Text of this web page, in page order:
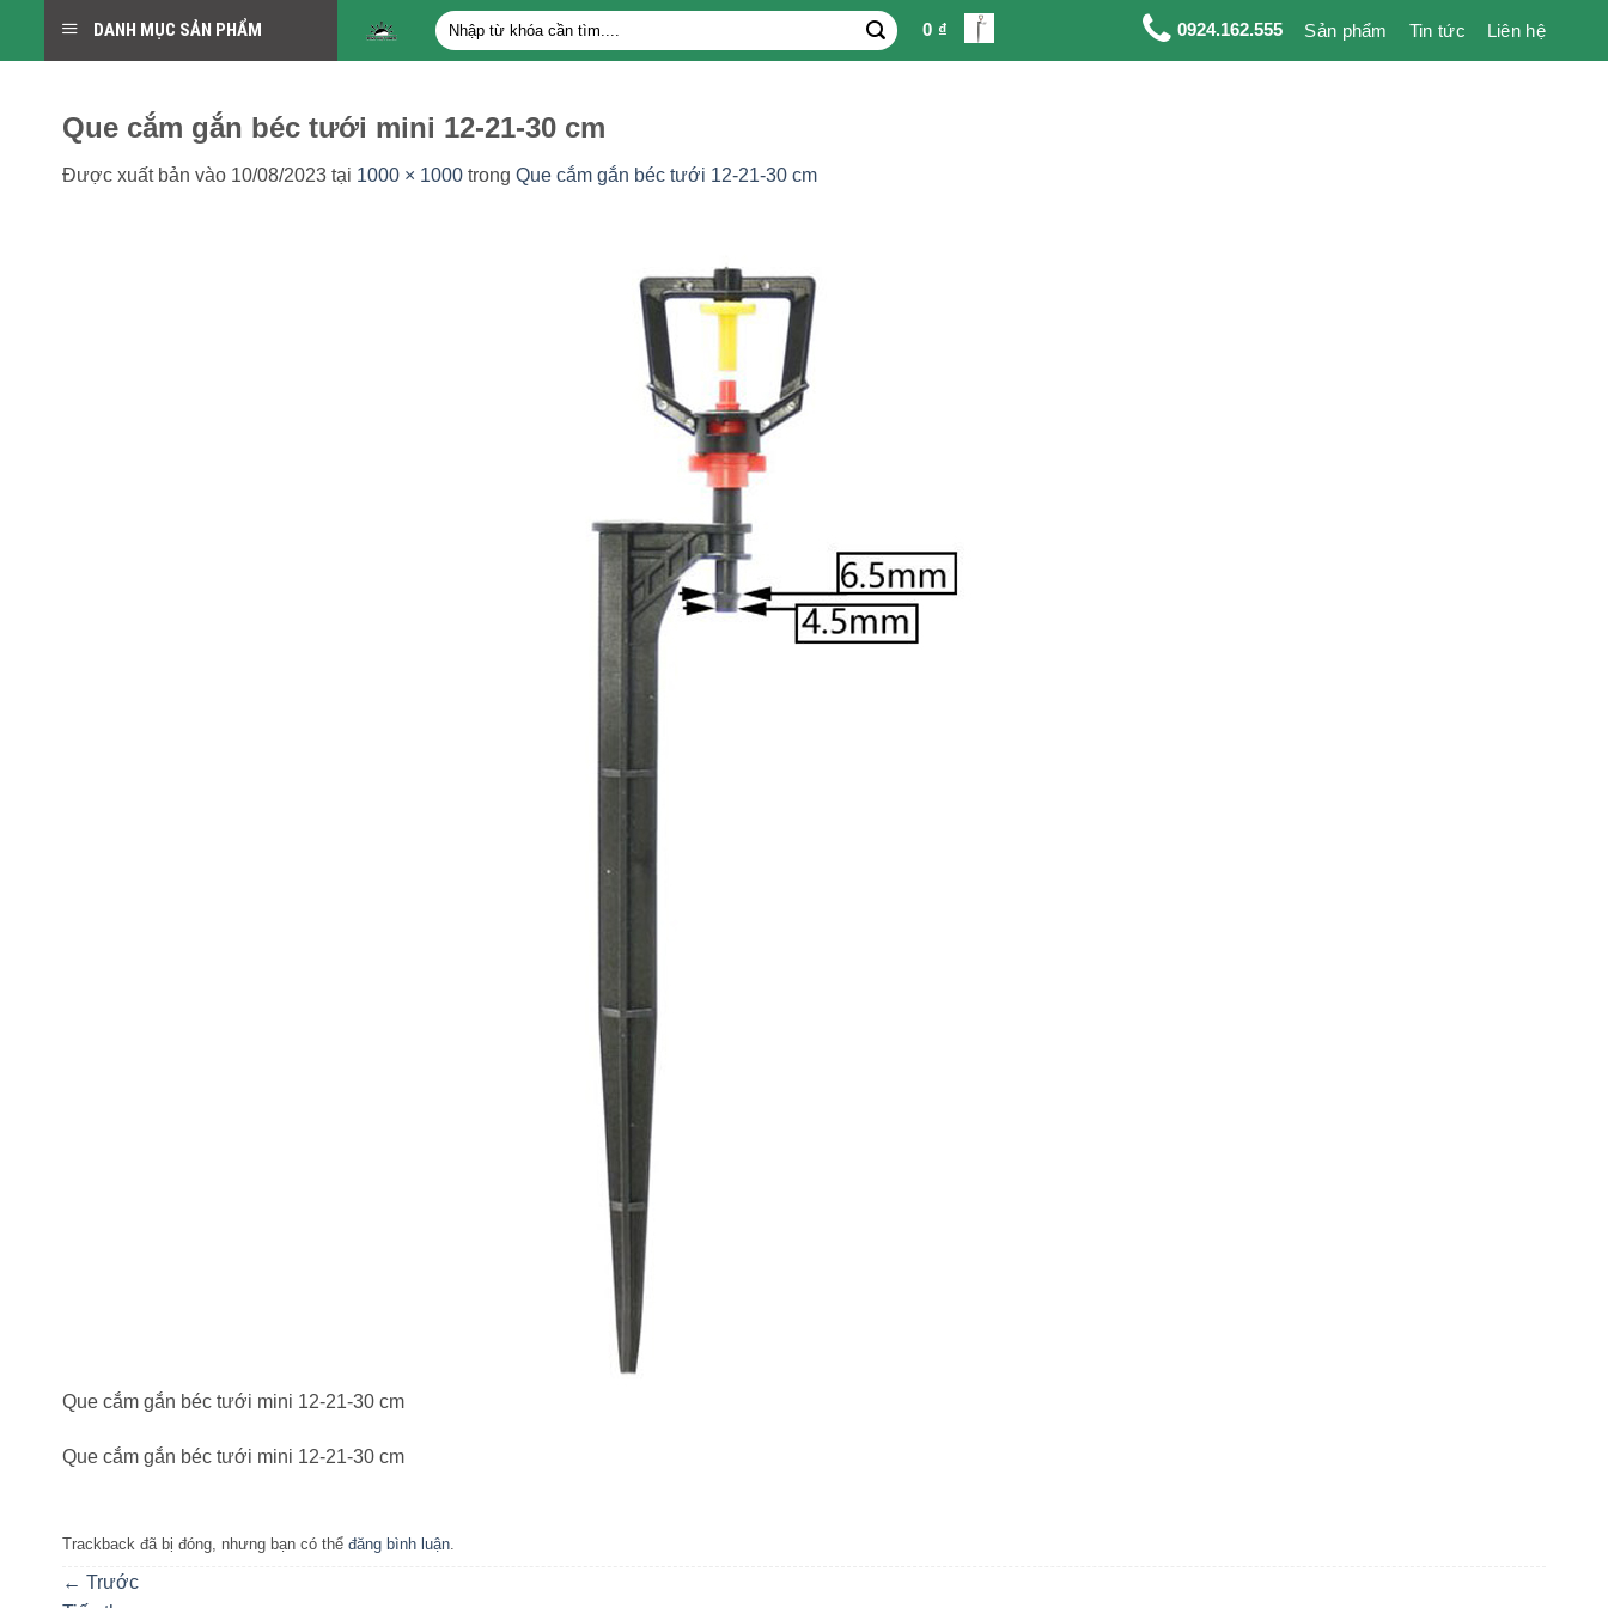
Tìm
kiếm:
0 ₫ 0924.162.555 Sản phẩm Tin tức Liên hệ
DANH MỤC SẢN PHẨM
Que cắm gắn béc tưới mini 12-21-30 cm
Được xuất bản vào 10/08/2023 tại 1000 × 1000 trong Que cắm gắn béc tưới 12-21-30 cm
Que cắm gắn béc tưới mini 12-21-30 cm
Que cắm gắn béc tưới mini 12-21-30 cm
Trackback đã bị đóng, nhưng bạn có thể đăng bình luận
← Trước